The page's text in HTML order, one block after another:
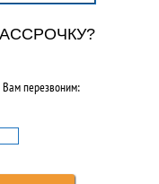
перезвоним: